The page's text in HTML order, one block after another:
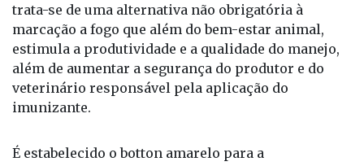
trata-se de uma alternativa não obrigatória à
marcação a fogo que além do bem-estar animal,
estimula a produtividade e a qualidade do manejo,
além de aumentar a segurança do produtor e do
veterinário responsável pela aplicação do
imunizante.
É estabelecido o botton amarelo para a